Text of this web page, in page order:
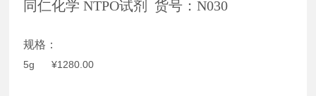
同仁化学 NTPO试剂 货号：N030
规格：
5g ¥1280.00